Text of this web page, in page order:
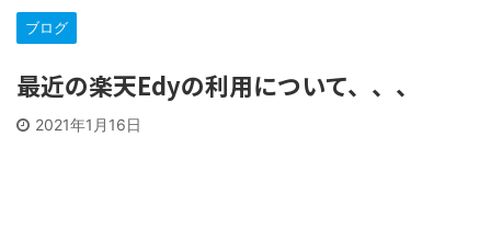
ブログ
最近の楽天Edyの利用について、、、
2021年1月16日